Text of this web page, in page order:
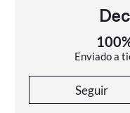
Enviado a
Seguir